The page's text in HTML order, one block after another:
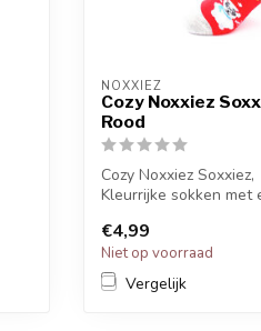
NOXXIEZ
Cozy Noxxiez
Rood
Cozy Noxxiez Soxxiez,
Kleurrijke sokken met
Ki...
€4,99
Niet op voorraad
Vergelijk